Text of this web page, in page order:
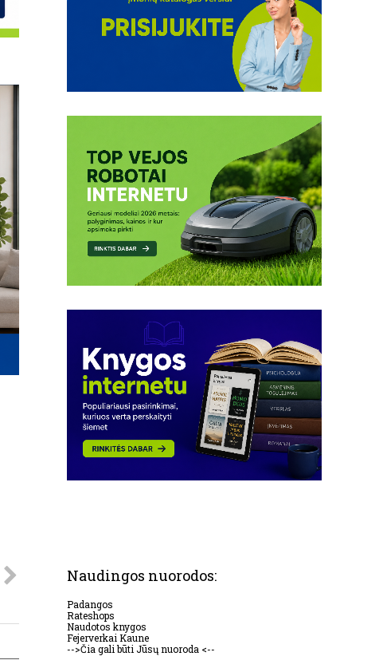
Naudingos nuorodos:
Padangos
Rateshops
Naudotos knygos
Fejerverkai Kaune
-->Čia gali būti Jūsų nuoroda <--